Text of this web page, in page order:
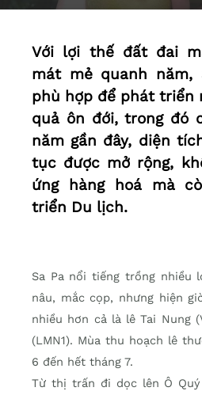
Với lợi thế đất đai
mát mẻ quanh năm,
phù hợp để phát triển
quả ôn đới, trong đó
năm gần đây, diện
tục được mở rộng,
ứng hàng hoá mà
triển Du lịch.
Sa Pa nổi tiếng trồng nhiều
nâu, mắc cọp, nhưng hiện
nhiều hơn cả là lê Tai Nung
(LMN1). Mùa thu hoạch lê
6 đến hết tháng 7.
Từ thị trấn đi dọc lên Ô